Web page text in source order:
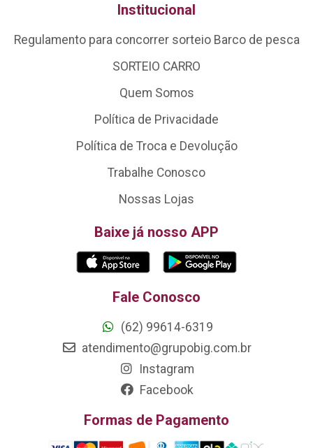
Institucional
Regulamento para concorrer sorteio Barco de pesca
SORTEIO CARRO
Quem Somos
Política de Privacidade
Política de Troca e Devolução
Trabalhe Conosco
Nossas Lojas
Baixe já nosso APP
Fale Conosco
(62) 99614-6319
atendimento@grupobig.com.br
Instagram
Facebook
Formas de Pagamento